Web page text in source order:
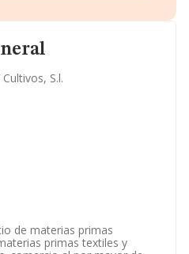
S.l.
de materias primas
primas textiles y
complementaria.